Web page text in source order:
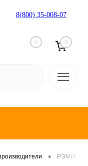
8(800) 35-008-07
0 0
• РЭМО